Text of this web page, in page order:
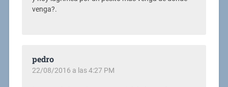
venga?.
pedro
22/08/2016 a las 4:27 PM